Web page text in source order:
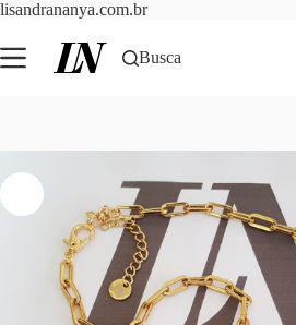
lisandrananya.com.brPular
o
conteúdo
Busca